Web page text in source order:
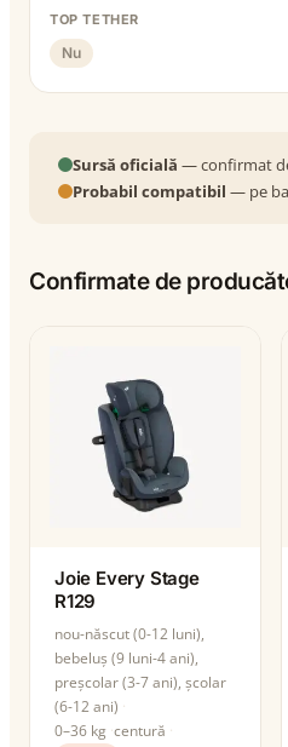
TOP TETHER
Nu
Sursă oficială — confirmat
Probabil compatibil — pe
Confirmate de
Joie Every Stage
R129
nou-născut (0-12 luni),
bebeluș (9 luni-4 ani),
preșcolar (3-7 ani), școlar
(6-12 ani)
0–36 kg centură